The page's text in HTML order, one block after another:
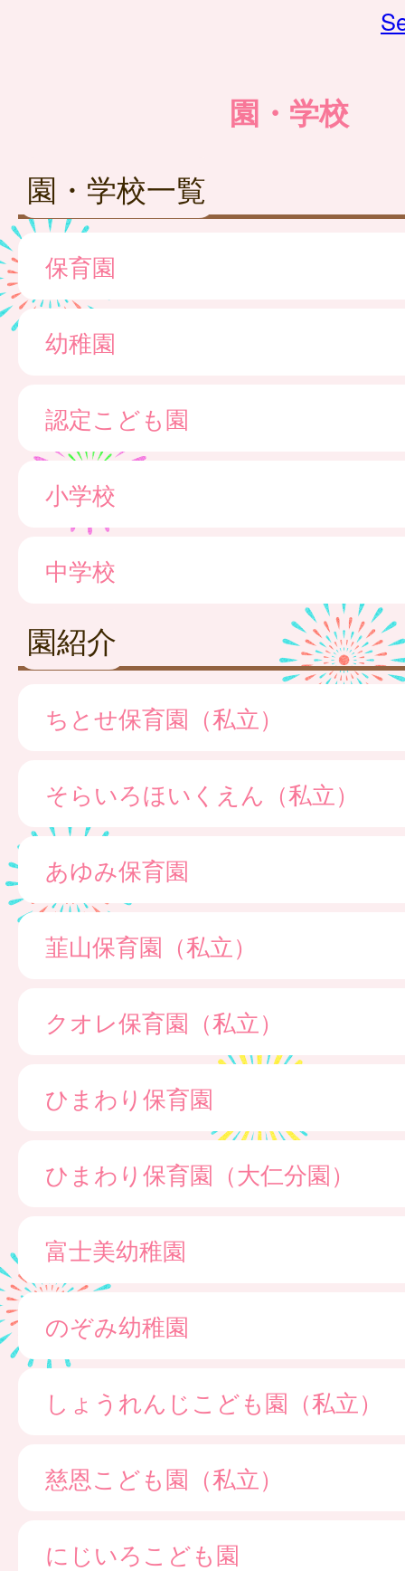
園・学校
園・学校一覧
保育園
幼稚園
認定こども園
小学校
中学校
園紹介
ちとせ保育園（私立）
そらいろほいくえん（私立）
あゆみ保育園
韮山保育園（私立）
クオレ保育園（私立）
ひまわり保育園
ひまわり保育園（大仁分園）
富士美幼稚園
のぞみ幼稚園
しょうれんじこども園（私立）
慈恩こども園（私立）
にじいろこども園